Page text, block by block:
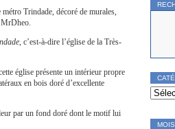
Trindade, décoré de murales,
MrDheo.
, c’est-à-dire l’église de la Très-
église présente un intérieur propre
en bois doré d’excellente
par un fond doré dont le motif lui